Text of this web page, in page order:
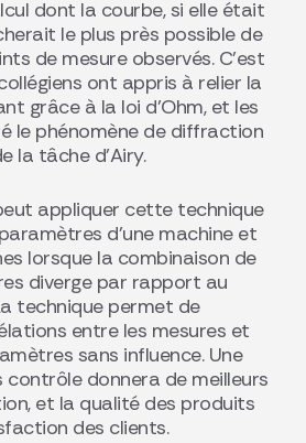
dont la courbe, si elle était
le plus près possible de
de mesure observés. C’est
ont appris à relier la
grâce à la loi d’Ohm, et les
le phénomène de diffraction
la tâche d’Airy.
appliquer cette technique
d’une machine et
lorsque la combinaison de
diverge par rapport au
technique permet de
entre les mesures et
sans influence. Une
contrôle donnera de meilleurs
et la qualité des produits
des clients.